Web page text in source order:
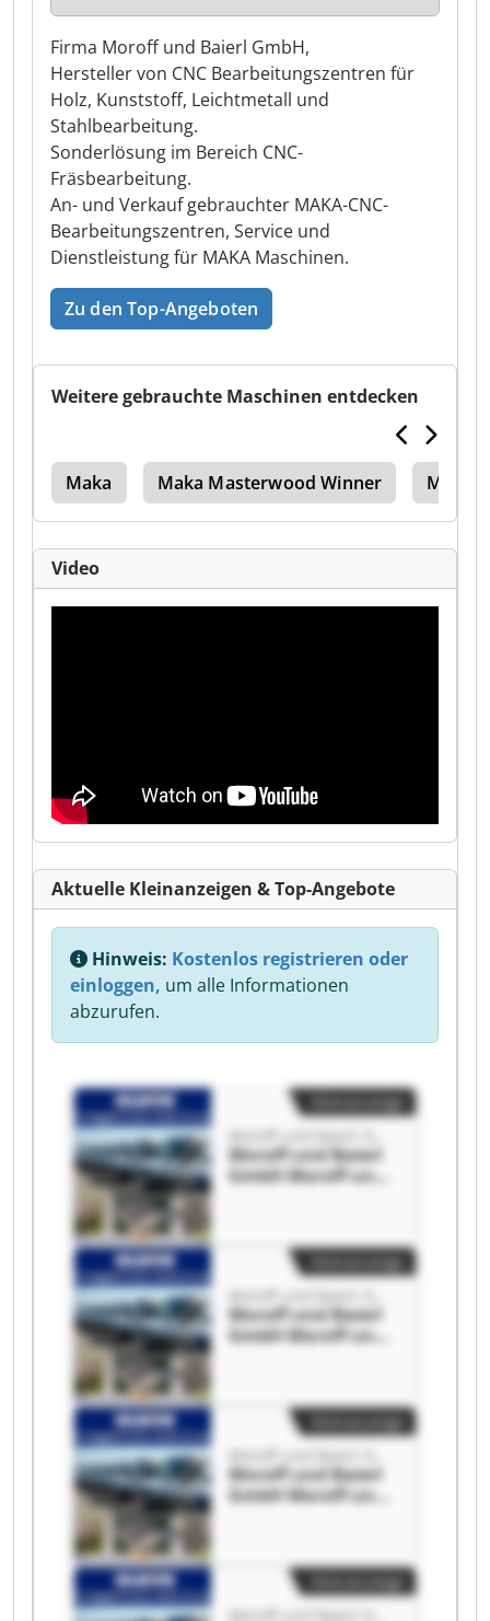
Firma Moroff und Baierl GmbH,
Hersteller von CNC Bearbeitungszentren für
Holz, Kunststoff, Leichtmetall und
Stahlbearbeitung.
Sonderlösung im Bereich CNC-
Fräsbearbeitung.
An- und Verkauf gebrauchter MAKA-CNC-
Bearbeitungszentren, Service und
Dienstleistung für MAKA Maschinen.
Zu den Top-Angeboten
Weitere gebrauchte Maschinen entdecken
Maka Maka Masterwood Winner Maka
Video
Aktuelle Kleinanzeigen & Top-Angebote
Hinweis: Kostenlos registrieren oder
einloggen, um alle Informationen
abzurufen.
Moroff und Baierl
GmbH Moroff und
Moroff und Baierl
GmbH Moroff und
Moroff und Baierl
GmbH Moroff und